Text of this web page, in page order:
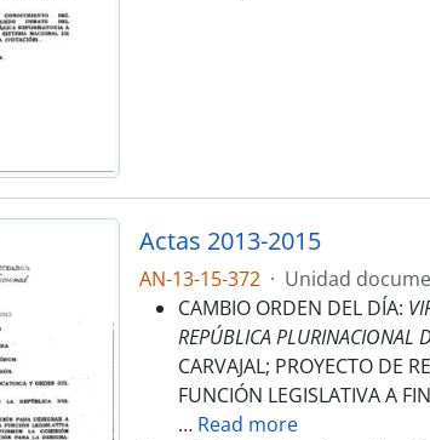
Actas 2013-2015
AN-13-15-372 · Unidad
CAMBIO ORDEN DEL DÍA:
REPÚBLICA PLURINACIONAL
CARVAJAL; PROYECTO DE
FUNCIÓN LEGISLATIVA A FIN
… Read more